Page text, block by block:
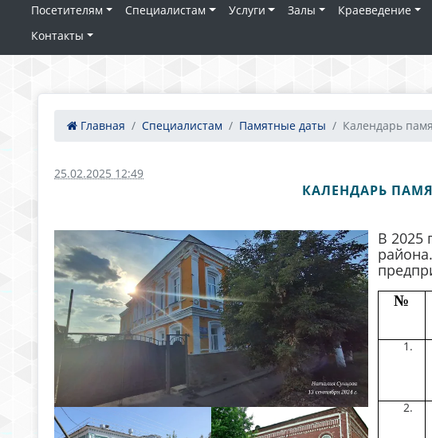
Посетителям
Специалистам Услуги Залы Краеведение
Контакты
Главная Специалистам Памятные даты Календарь
25.02.2025 12:49
КАЛЕНДАРЬ
В 2025
№